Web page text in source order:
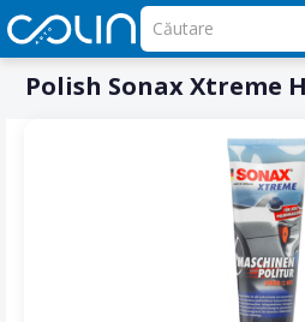
Polish Sonax Xtreme